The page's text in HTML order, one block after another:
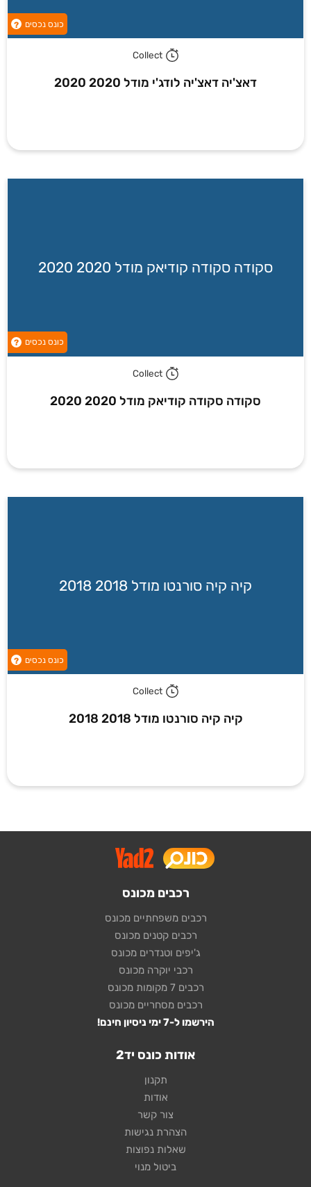
כונס נכסים ?
Collect
דאצ'יה דאצ'יה לודג'י מודל 2020 2020
סקודה סקודה קודיאק מודל 2020 2020
כונס נכסים ?
Collect
סקודה סקודה קודיאק מודל 2020 2020
קיה קיה סורנטו מודל 2018 2018
כונס נכסים ?
Collect
קיה קיה סורנטו מודל 2018 2018
רכבים מכונס
רכבים משפחתיים מכונס
רכבים קטנים מכונס
ג'יפים וטנדרים מכונס
רכבי יוקרה מכונס
רכבים 7 מקומות מכונס
רכבים מסחריים מכונס
הירשמו ל-7 ימי ניסיון חינם!
אודות כונס יד2
תקנון
אודות
צור קשר
הצהרת נגישות
שאלות נפוצות
ביטול מנוי